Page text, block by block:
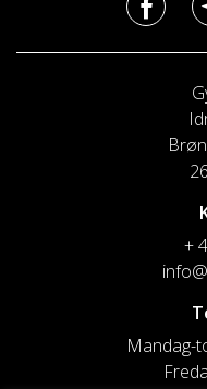
+
Mandag-